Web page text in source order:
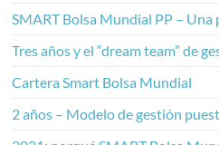
SMART Bolsa Mundial PP –
Tres años y el “dream team” de
Cartera Smart Bolsa Mundial
2 años – Modelo de gestión